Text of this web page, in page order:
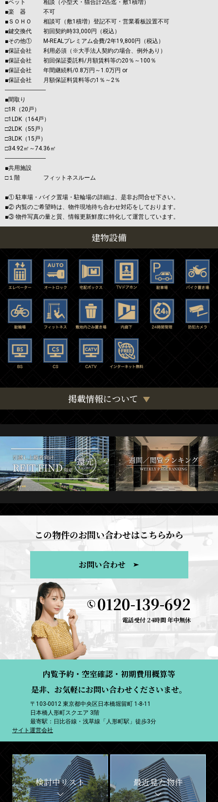
■ペット 相談（小型犬・猫合計2匹迄・敷1積増）
■楽 器 不可
■ＳＯＨＯ 相談可（敷1積増）登記不可・営業看板設置不可
■鍵交換代 初回契約時33,000円（税込）
■その他① M-REALプレミアム会費/2年19,800円（税込）
■保証会社 利用必須（※大手法人契約の場合、例外あり）
■保証会社 初回保証委託料/月額賃料等の20％～100％
■保証会社 年間継続料/0.8万円～1.0万円 or
■保証会社 月額保証料賃料等の1％～2％
―――――――
■間取り
□1R（20戸）
□1LDK（164戸）
□2LDK（55戸）
□3LDK（15戸）
□34.92㎡～74.36㎡
―――――――
■共用施設
□１階 フィットネスルーム
■① 駐車場・バイク置場・駐輪場の詳細は、是非お問合せ下さい。
■② 内覧のご希望時は、物件現地待ち合わせ対応をしております。
■③ 物件写真の量と質、情報更新鮮度に特化して運営しています。
建物設備
掲載情報について
この物件のお問い合わせはこちらから
お問い合わせ
0120-139-692
電話受付 24時間 年中無休
内覧予約・空室確認・初期費用概算等
是非、お気軽にお問い合わせくださいませ。
〒103-0012 東京都中央区日本橋堀留町 1-8-11
日本橋人形町スクエア 3階
最寄駅：日比谷線・浅草線「人形町駅」徒歩3分
サイト運営会社
検討中リスト 最近見た物件